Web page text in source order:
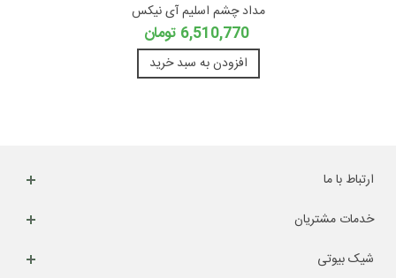
مداد چشم اسلیم آی نیکس
6,510,770 تومان
افزودن به سبد خرید
ارتباط با ما
خدمات مشتریان
شیک بیوتی